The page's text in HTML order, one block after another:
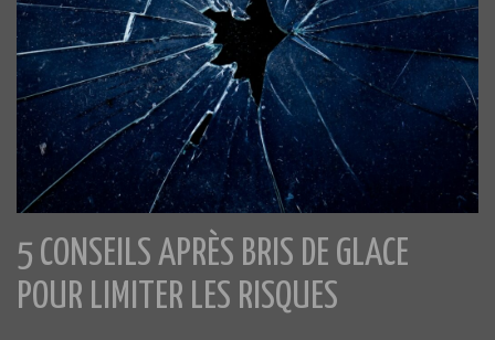
5 CONSEILS APRÈS BRIS DE GLACE
POUR LIMITER LES RISQUES